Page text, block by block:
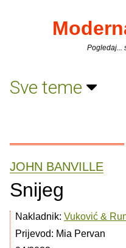
Pogledaj...
Sve teme
JOHN BANVILLE
Snijeg
Nakladnik: Vuković &
Prijevod: Mia Pervan